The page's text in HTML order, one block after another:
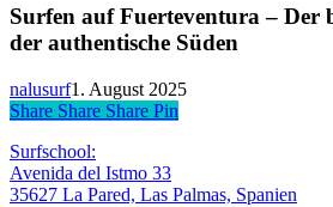
Fuerteventura
Der
Norden
vs.
der
authentische
Süden
Surfen auf Fuerteventura – Der
der authentische Süden
nalusurf1. August 2025
Share
Share Share Share Pin
Surfschool:
Avenida del Istmo 33
35627 La Pared, Las Palmas, Spanien